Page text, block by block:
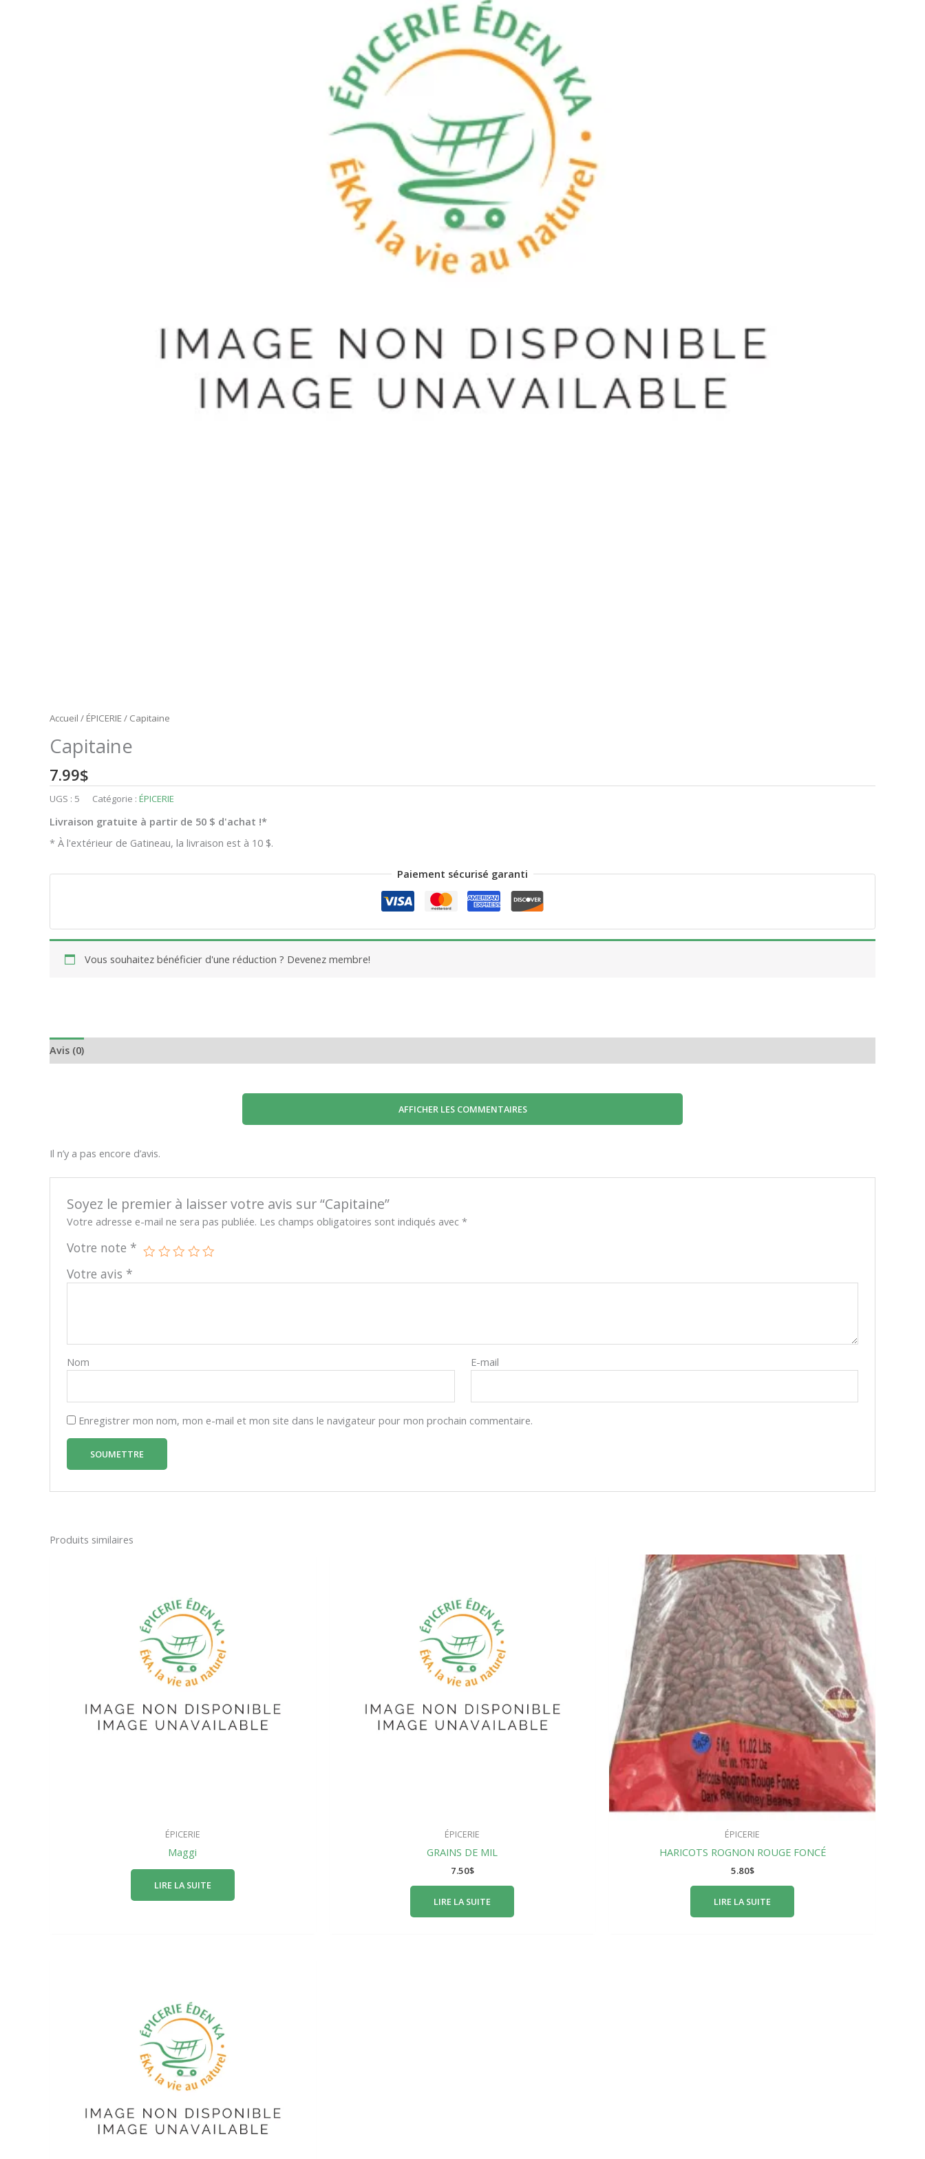
Accueil / ÉPICERIE / Capitaine
Capitaine
7.99$
UGS : 5 Catégorie : ÉPICERIE
Livraison gratuite à partir de 50 $ d'achat !*
* À l'extérieur de Gatineau, la livraison est à 10 $.
Paiement sécurisé garanti
Vous souhaitez bénéficier d'une réduction ? Devenez membre!
Avis (0)
AFFICHER LES COMMENTAIRES
Il n’y a pas encore d’avis.
Soyez le premier à laisser votre avis sur “Capitaine”
Votre adresse e-mail ne sera pas publiée. Les champs obligatoires sont indiqués avec*
Votre note *
Votre avis *
Nom E-mail
Enregistrer mon nom, mon e-mail et mon site dans le navigateur pour mon prochain commentaire.
Produits similaires
ÉPICERIE
Maggi
LIRE LA SUITE
ÉPICERIE
GRAINS DE MIL
7.50$
LIRE LA SUITE
ÉPICERIE
HARICOTS ROGNON ROUGE FONCÉ
5.80$
LIRE LA SUITE